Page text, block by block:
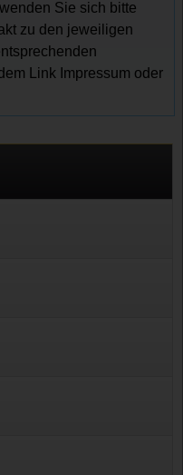
Sie sich bitte
zu den jeweiligen
Link Impressum oder